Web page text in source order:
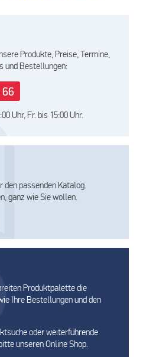
Produkte, Preise, Termine,
und Bestellungen:
66
Uhr, Fr. bis 15:00 Uhr.
den passenden Katalog.
ganz wie Sie wollen.
Produktpalette die
Ihre Bestellungen und den
oder weiterführende
unseren Online Shop.